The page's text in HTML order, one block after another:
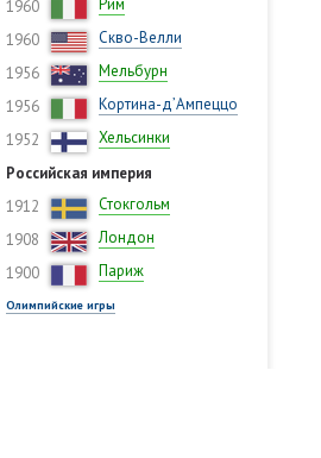
1960
Рим
1960
Скво-Велли
1956
Мельбурн
1956
Кортина-д’Ампеццо
1952
Хельсинки
Российская империя
1912
Стокгольм
1908
Лондон
1900
Париж
Олимпийские игры